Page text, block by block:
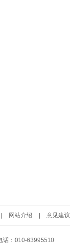
网站介绍 意见建议
话：010-63995510